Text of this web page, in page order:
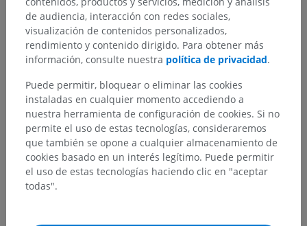
de audiencia, interacción con redes sociales,
visualización de contenidos personalizados,
rendimiento y contenido dirigido. Para obtener más
información, consulte nuestra política de privacidad.
Puede permitir, bloquear o eliminar las cookies
instaladas en cualquier momento accediendo a
nuestra herramienta de configuración de cookies. Si no
permite el uso de estas tecnologías, consideraremos
que también se opone a cualquier almacenamiento de
cookies basado en un interés legítimo. Puede permitir
el uso de estas tecnologías haciendo clic en "aceptar
todas".